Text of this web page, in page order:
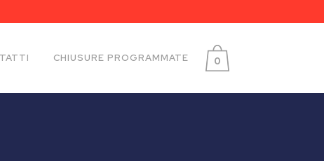
0
CHIUSURE PROGRAMMATE